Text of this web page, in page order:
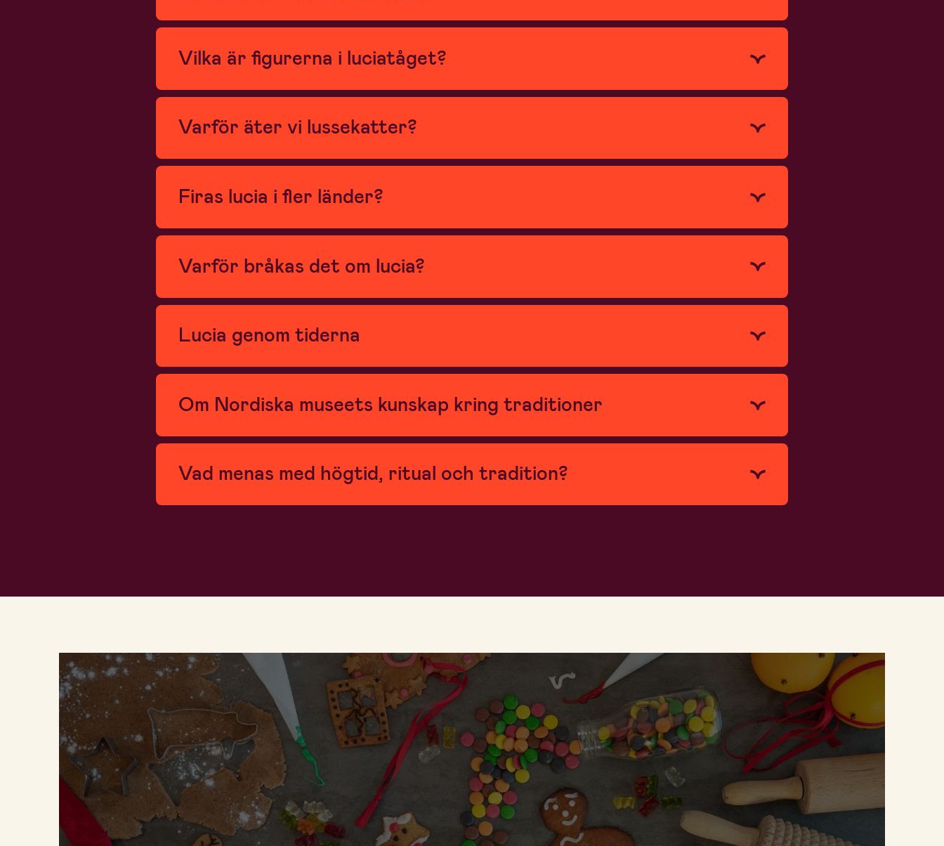
Vilka är figurerna i luciatåget?
Varför äter vi lussekatter?
Firas lucia i fler länder?
Varför bråkas det om lucia?
Lucia genom tiderna
Om Nordiska museets kunskap kring traditioner
Vad menas med högtid, ritual och tradition?